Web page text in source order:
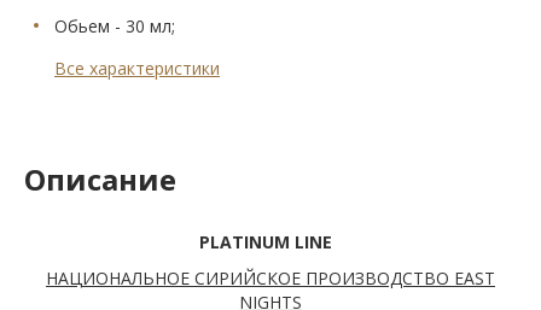
Обьем - 30 мл;
Все характеристики
Описание
PLATINUM LINE
НАЦИОНАЛЬНОЕ СИРИЙСКОЕ ПРОИЗВОДСТВО EAST
NIGHTS